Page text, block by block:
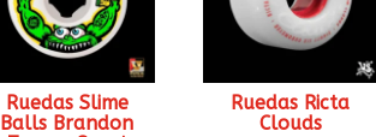
Ruedas Slime
Balls Brandon
Ruedas Ricta
Clouds